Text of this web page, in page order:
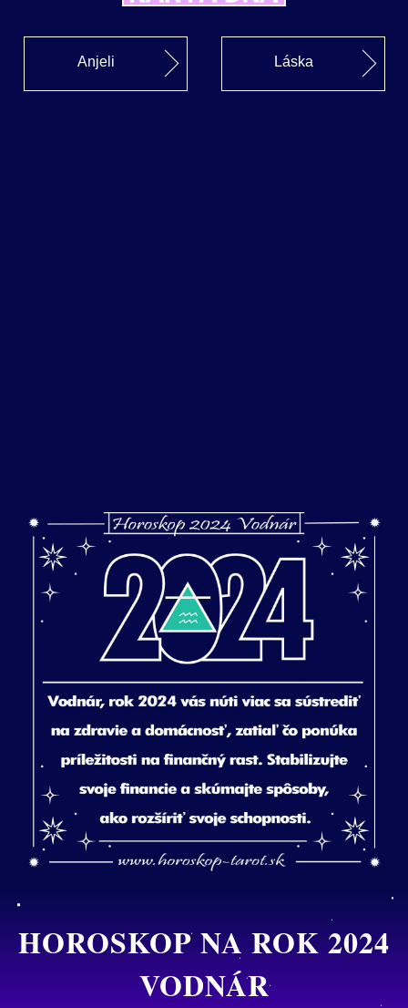
Anjeli Láska
HOROSKOP NA ROK 2024
VODNÁR